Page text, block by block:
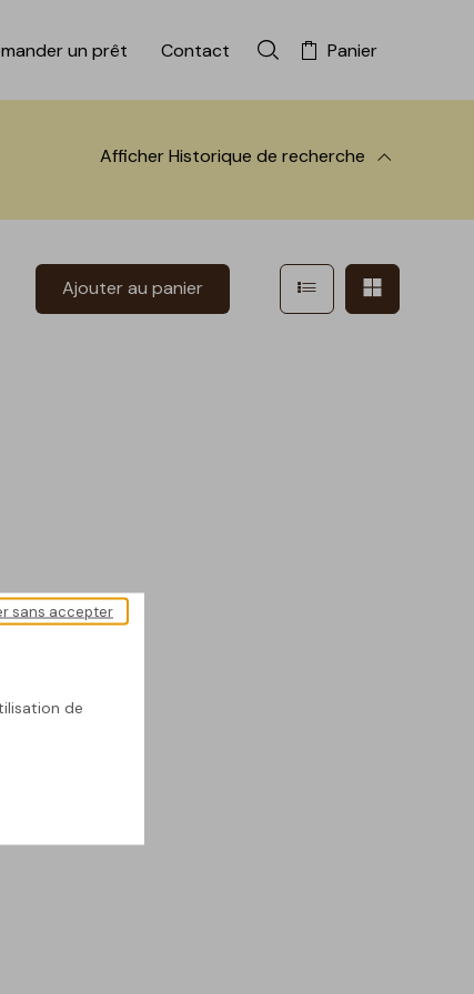
un prêt Contact Rechercher dans la
Panier
AfficherHistorique de recherche
Ajouter au panier Afficher en mode
de
sans accepter